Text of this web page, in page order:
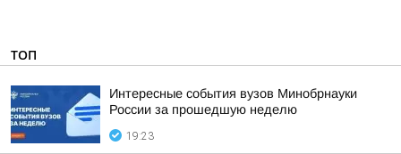
ТОП
Интересные события вузов Минобрнауки
России за прошедшую неделю
19:23